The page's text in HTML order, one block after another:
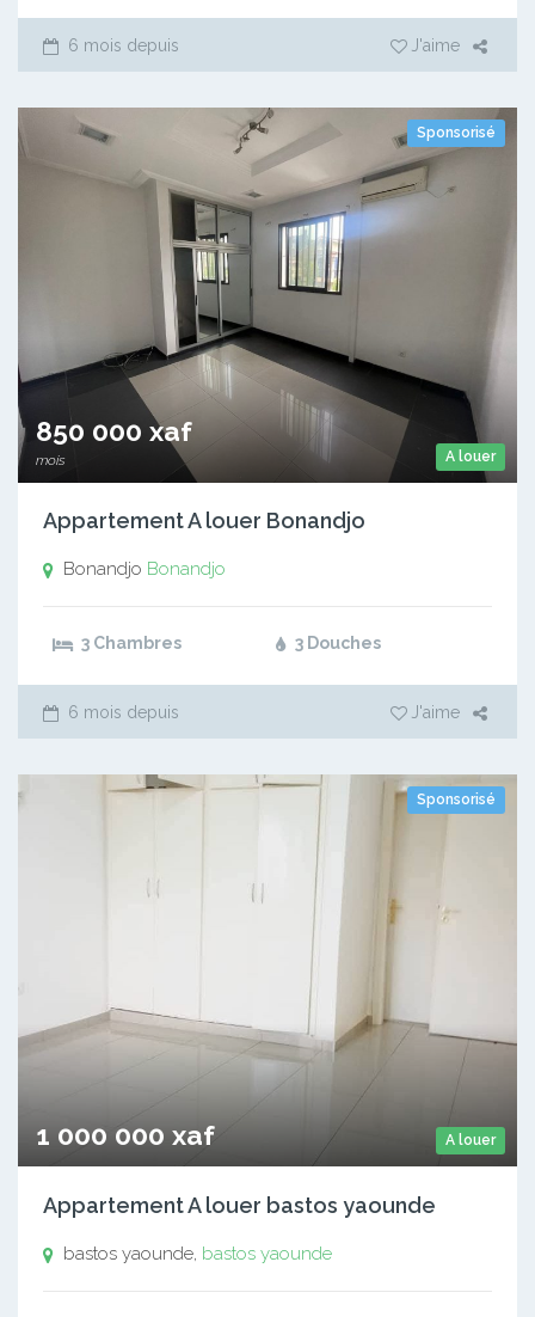
6 mois depuis J'aime
A louer
Sponsorisé
850 000 xaf
mois
Appartement A louer Bonandjo
Bonandjo Bonandjo
3 Chambres 3 Douches
6 mois depuis J'aime
A louer
Sponsorisé
1 000 000 xaf
Appartement A louer bastos yaounde
bastos yaounde, bastos yaounde